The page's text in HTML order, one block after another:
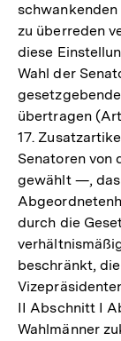
schwankenden
zu überreden
diese
Wahl der
übertragen
17.
Senatoren von
gewählt —,
durch die
beschränkt,
II Abschnitt I
Wahlmänner